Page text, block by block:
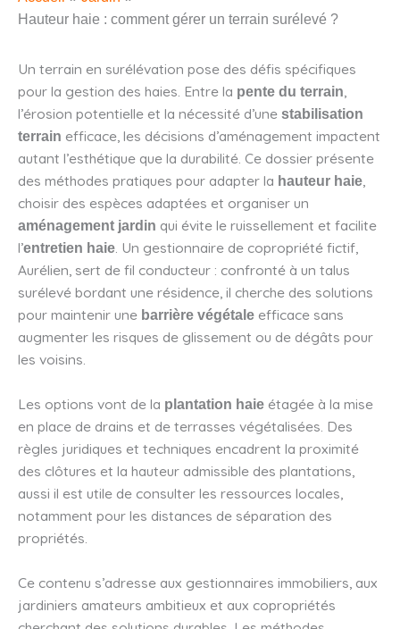
Hauteur haie : comment gérer un terrain surélevé ?
Un terrain en surélévation pose des défis spécifiques
pour la gestion des haies. Entre la pente du terrain,
l’érosion potentielle et la nécessité d’une stabilisation
terrain efficace, les décisions d’aménagement impactent
autant l’esthétique que la durabilité. Ce dossier présente
des méthodes pratiques pour adapter la hauteur haie,
choisir des espèces adaptées et organiser un
aménagement jardin qui évite le ruissellement et facilite
l’entretien haie. Un gestionnaire de copropriété fictif,
Aurélien, sert de fil conducteur : confronté à un talus
surélevé bordant une résidence, il cherche des solutions
pour maintenir une barrière végétale efficace sans
augmenter les risques de glissement ou de dégâts pour
les voisins.
Les options vont de la plantation haie étagée à la mise
en place de drains et de terrasses végétalisées. Des
règles juridiques et techniques encadrent la proximité
des clôtures et la hauteur admissible des plantations,
aussi il est utile de consulter les ressources locales,
notamment pour les distances de séparation des
propriétés.
Ce contenu s’adresse aux gestionnaires immobiliers, aux
jardiniers amateurs ambitieux et aux copropriétés